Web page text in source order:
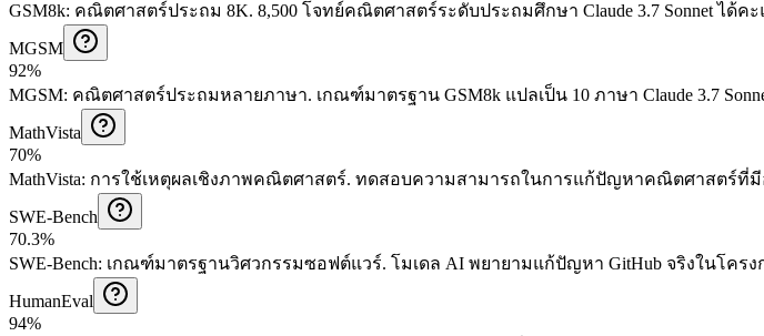
GSM8k: คณิตศาสตร์ประถม 8K. 8,500 โจทย์คณิตศาสตร์ระดับประถมศึกษา Claude 3.7 Sonnet ได้
MGSM
92%
MGSM: คณิตศาสตร์ประถมหลายภาษา. เกณฑ์มาตรฐาน GSM8k แปลเป็น 10 ภาษา Claude 3.7
MathVista
70%
MathVista: การใช้เหตุผลเชิงภาพคณิตศาสตร์. ทดสอบความสามารถในการแก้ปัญหาคณิตศาสตร์ที่มี
SWE-Bench
70.3%
SWE-Bench: เกณฑ์มาตรฐานวิศวกรรมซอฟต์แวร์. โมเดล AI พยายามแก้ปัญหา GitHub จริงในโครง
HumanEval
94%